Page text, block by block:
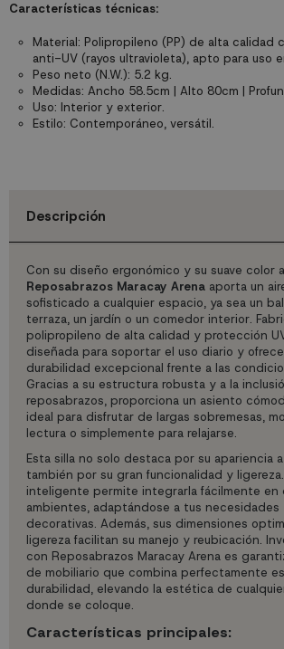
Características técnicas:
Material: Polipropileno (PP) de alta calidad
anti-UV (rayos ultravioleta), apto para uso
Peso neto (N.W.): 5.2 kg.
Medidas: Ancho 58.5cm | Alto 80cm |
Uso: Interior y exterior.
Estilo: Contemporáneo, versátil.
Descripción
Con su diseño ergonómico y su suave color
Reposabrazos Maracay Arena aporta un
sofisticado a cualquier espacio, ya sea un
terraza, un jardín o un comedor interior.
polipropileno de alta calidad y protección
diseñada para soportar el uso diario y
durabilidad excepcional frente a las
Gracias a su estructura robusta y a la
reposabrazos, proporciona un asiento
ideal para disfrutar de largas sobremesas,
lectura o simplemente para relajarse.
Esta silla no solo destaca por su apariencia
también por su gran funcionalidad y
inteligente permite integrarla fácilmente en
ambientes, adaptándose a tus necesidades
decorativas. Además, sus dimensiones
ligereza facilitan su manejo y reubicación.
con Reposabrazos Maracay Arena es
de mobiliario que combina perfectamente
durabilidad, elevando la estética de
donde se coloque.
Características principales: